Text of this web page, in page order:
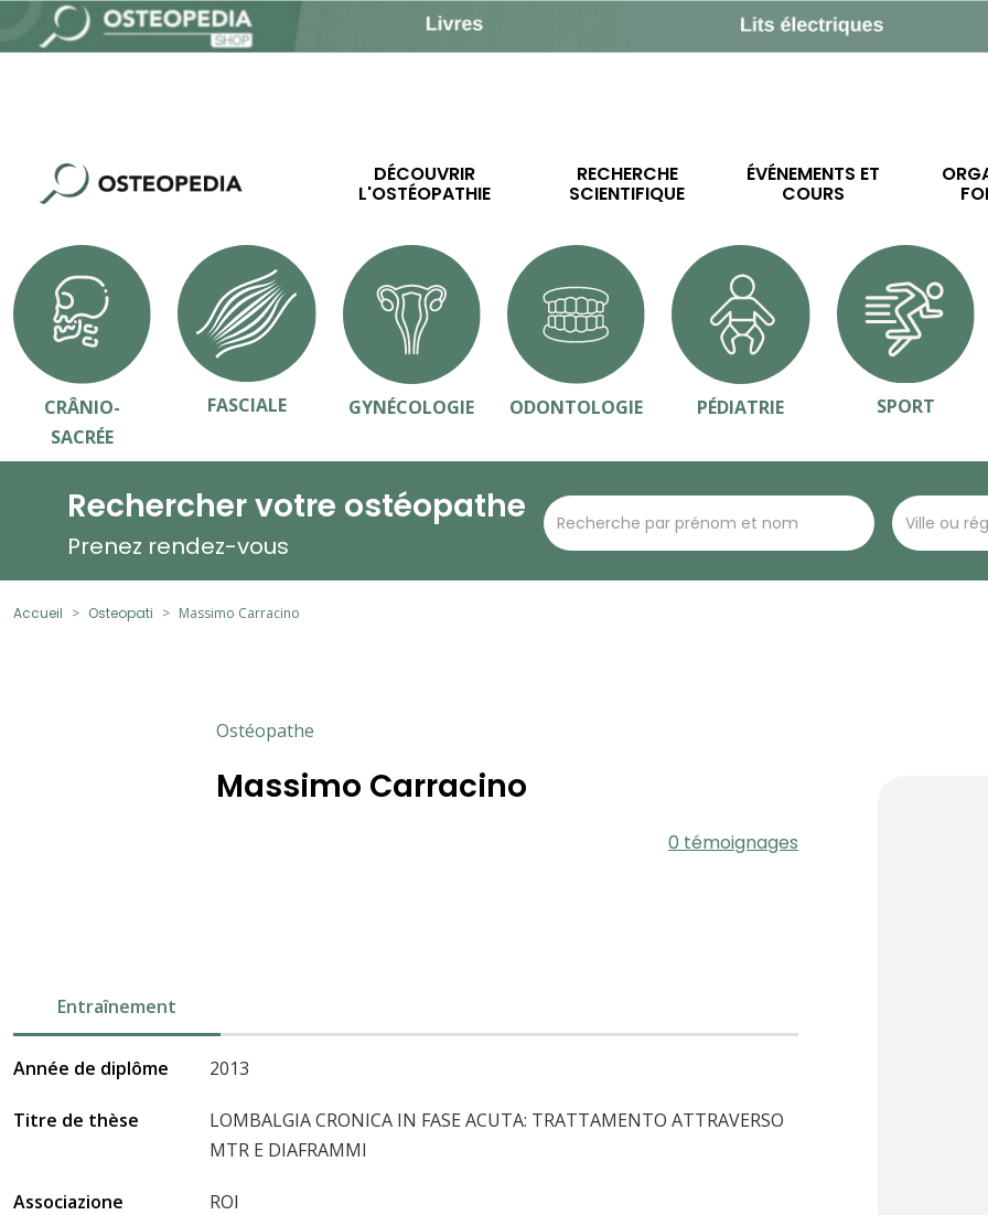
DÉCOUVRIR
L'OSTÉOPATHIE
RECHERCHE
SCIENTIFIQUE
ÉVÉNEMENTS ET
COURS
CRÂNIO-
SACRÉE
FASCIALE GYNÉCOLOGIE ODONTOLOGIE PÉDIATRIE SPORT
Rechercher votre ostéopathe
Prenez rendez-vous
Accueil Osteopati Massimo Carracino
Ostéopathe
Massimo Carracino
0 témoignages
Entraînement
Année de diplôme 2013
Titre de thèse
LOMBALGIA CRONICA IN FASE ACUTA: TRATTAMENTO ATTRAVERSO
MTR E DIAFRAMMI
Associazione ROI